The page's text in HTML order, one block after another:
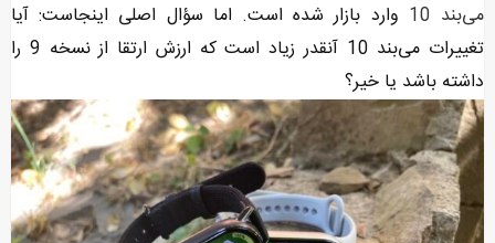
می‌بند 10
وارد بازار شده است. اما سؤال اصلی اینجاست: آیا
تغییرات می‌بند 10 آنقدر زیاد است که ارزش ارتقا از نسخه 9 را
داشته باشد یا خیر؟